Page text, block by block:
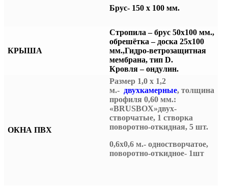
Брус- 150 х 100 мм.
КРЫША
Стропила – брус 50х100 мм.,
обрешётка – доска 25х100
мм.,Гидро-ветрозащитная
мембрана, тип D.
Кровля – ондулин.
ОКНА ПВХ
Размер 1,0 х 1,2
м.- двухкамерные, толщина
профиля 0,60 мм.:
«BRUSBOX»двух-
створчатые, 1 створка
поворотно-откидная, 5 шт.
0,6х0,6 м.- одностворчатое,
поворотно-откидное- 1шт